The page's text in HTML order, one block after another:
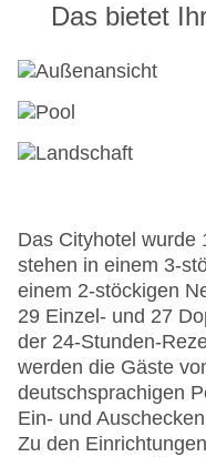
Das bietet
Das Cityhotel wurde
stehen in einem 3-
einem 2-stöckigen
29 Einzel- und 27
der 24-Stunden-
werden die Gäste
deutschsprachigen
Ein- und
Zu den